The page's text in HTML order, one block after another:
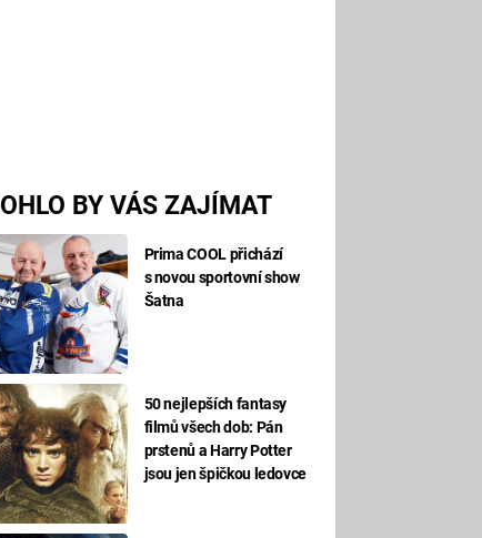
BY VÁS ZAJÍMAT
Prima COOL přichází
s novou sportovní show
Šatna
50 nejlepších fantasy
filmů všech dob: Pán
prstenů a Harry Potter
jsou jen špičkou ledovce